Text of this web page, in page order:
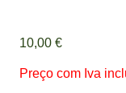
10,00 €
Preço com Iva